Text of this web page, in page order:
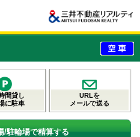
間貸し
に駐車
URLを
メールで送る
/駐輪場で精算する